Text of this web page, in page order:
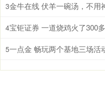
3
4宝钜证券 一道烧鸡火了300
5